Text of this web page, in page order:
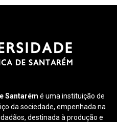
Santarém é uma instituição de
da sociedade, empenhada na
destinada à produção e